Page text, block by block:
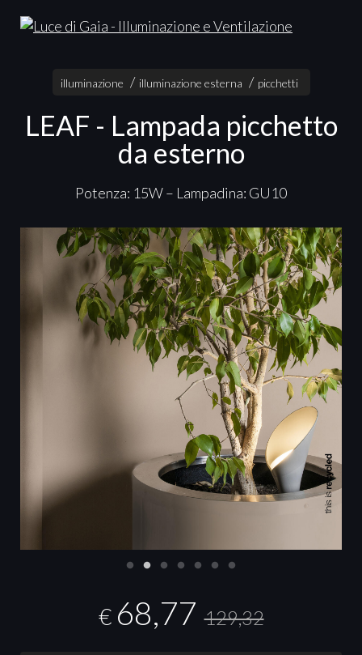
illuminazione illuminazione esterna picchetti
LEAF - Lampada picchetto
da esterno
Potenza: 15W – Lampadina: GU10
€ 68,77 129,32